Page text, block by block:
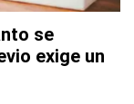
se
exige un